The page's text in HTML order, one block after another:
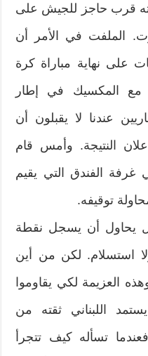
قرب حاجز للجيش على
الملفت في الأمر أن
على نهاية مباراة كرة
مع المكسيك في إطار
عندنا لا يقبلون أن
النتيجة. وأمس قام
غرفة الفندق التي يقيم
توقيفه.
يحاول أن يسجل نقطة
استسلام. لكن من أين
العزيمة لكي يقاوموا
اللبناني ثقته من
تسأله كيف تتجرأ